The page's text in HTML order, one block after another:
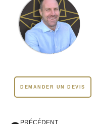
DEMANDER UN DEVIS
PRÉCÉDENT